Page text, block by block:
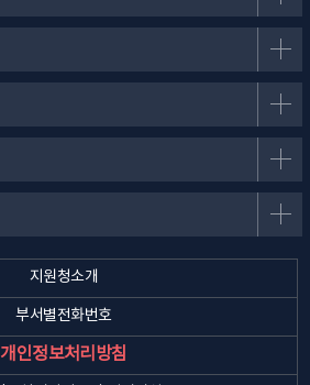
지원청소개
부서별전화번호
개인정보처리방침